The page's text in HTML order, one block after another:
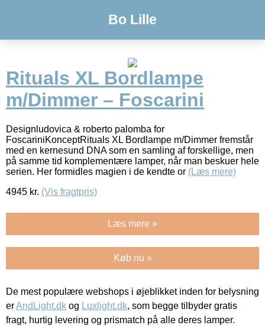
Bo Lille
Rituals XL Bordlampe
m/Dimmer – Foscarini
Designludovica & roberto palomba for
FoscariniKonceptRituals XL Bordlampe m/Dimmer fremstår
med en kernesund DNA som en samling af forskellige, men
på samme tid komplementære lamper, når man beskuer hele
serien. Her formidles magien i de kendte or (Læs mere)
4945 kr. (Vis fragtpris)
Læs mere »
Køb nu »
De mest populære webshops i øjeblikket inden for belysning
erAndLight.dk og Luxlight.dk, som begge tilbyder gratis
fragt, hurtig levering og prismatch på alle deres lamper.